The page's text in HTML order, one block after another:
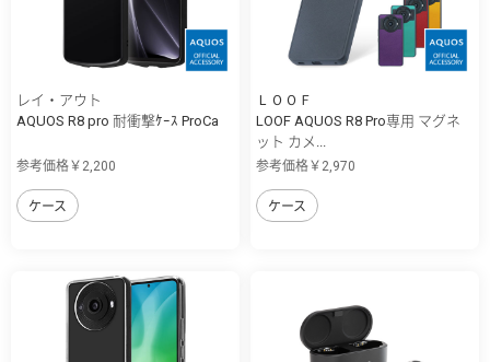
レイ・アウト
AQUOS R8 pro 耐衝撃ｹｰｽ ProCa
参考価格￥2,200
ケース
ＬＯＯＦ
LOOF AQUOS R8 Pro専用 マグネ
ット カメ...
参考価格￥2,970
ケース